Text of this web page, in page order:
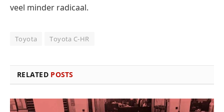
veel minder radicaal.
Toyota Toyota C-HR
RELATED POSTS